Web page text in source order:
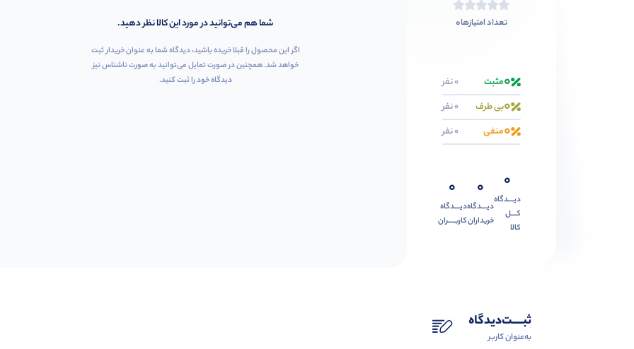
تعداد امتیازها0
0مثبت 0 نفر
0بی طرف 0 نفر
0منفی 0 نفر
0
دیــــدگاه
کــــل
کالا
0
دیــــدگاه
خریداران
0
دیــــدگاه
کاربـــــران
ثبـــــت‌دیدگاه
به‌عنوان کاربر
شما هم می‌توانید در مورد این کالا نظر دهید.
اگر این محصول را قبلا خریده باشید، دیدگاه شما به عنوان خریدار ثبت
خواهد شد. همچنین در صورت تمایل می‌توانید به صورت ناشناس نیز
دیدگاه خود را ثبت کنید.